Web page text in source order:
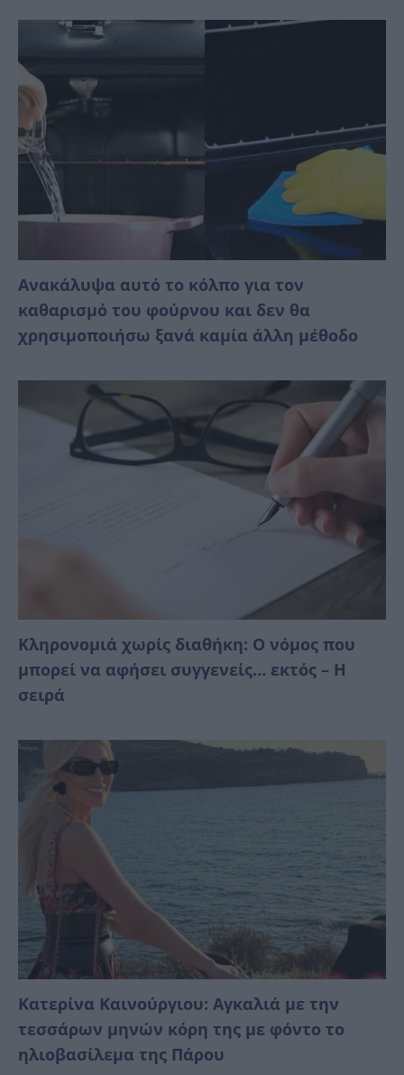
Ανακάλυψα αυτό το κόλπο για τον
καθαρισμό του φούρνου και δεν θα
χρησιμοποιήσω ξανά καμία άλλη μέθοδο
Κληρονομιά χωρίς διαθήκη: Ο νόμος που
μπορεί να αφήσει συγγενείς… εκτός – Η
σειρά
Κατερίνα Καινούργιου: Αγκαλιά με την
τεσσάρων μηνών κόρη της με φόντο το
ηλιοβασίλεμα της Πάρου